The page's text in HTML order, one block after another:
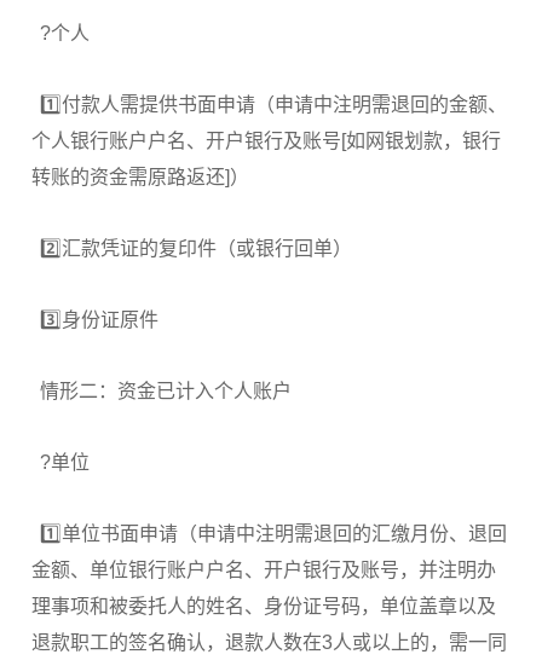
?个人
1️⃣付款人需提供书面申请（申请中注明需退回的金额、
个人银行账户户名、开户银行及账号[如网银划款，银行
转账的资金需原路返还]）
2️⃣汇款凭证的复印件（或银行回单）
3️⃣身份证原件
情形二：资金已计入个人账户
?单位
1️⃣单位书面申请（申请中注明需退回的汇缴月份、退回
金额、单位银行账户户名、开户银行及账号，并注明办
理事项和被委托人的姓名、身份证号码，单位盖章以及
退款职工的签名确认，退款人数在3人或以上的，需一同